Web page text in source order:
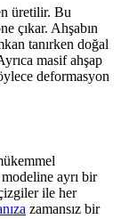
üretilir. Bu
çıkar. Ahşabın
tanırken doğal
masif ahşap
deformasyon
ayrı bir
ile her
zamansız bir